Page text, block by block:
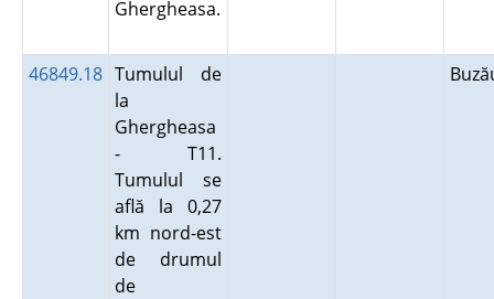
Ghergheasa.
46849.18 Tumulul de
la
Ghergheasa
- T11.
Tumulul se
află la 0,27
km nord-est
de drumul
de